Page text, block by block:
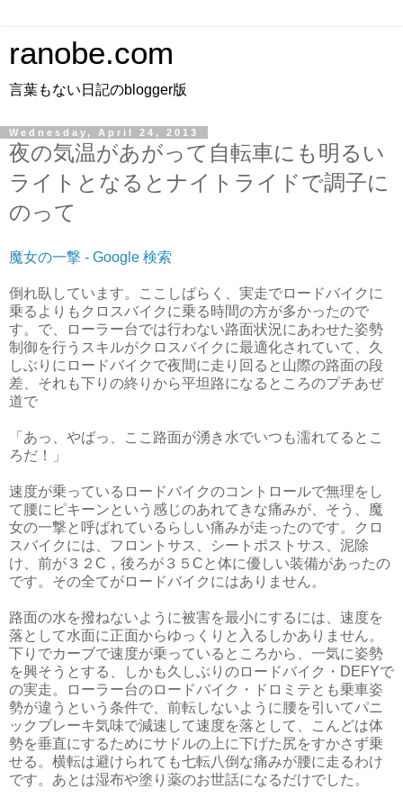
ranobe.com
言葉もない日記のblogger版
Wednesday, April 24, 2013
夜の気温があがって自転車にも明るい
ライトとなるとナイトライドで調子に
のって
魔女の一撃 - Google 検索
倒れ臥しています。ここしばらく、実走でロードバイクに
乗るよりもクロスバイクに乗る時間の方が多かったので
す。で、ローラー台では行わない路面状況にあわせた姿勢
制御を行うスキルがクロスバイクに最適化されていて、久
しぶりにロードバイクで夜間に走り回ると山際の路面の段
差、それも下りの終りから平坦路になるところのプチあぜ
道で
「あっ、やばっ、ここ路面が湧き水でいつも濡れてるとこ
ろだ！」
速度が乗っているロードバイクのコントロールで無理をし
て腰にピキーンという感じのあれてきな痛みが、そう、魔
女の一撃と呼ばれているらしい痛みが走ったのです。クロ
スバイクには、フロントサス、シートポストサス、泥除
け、前が３２C，後ろが３５Cと体に優しい装備があったの
です。その全てがロードバイクにはありません。
路面の水を撥ねないように被害を最小にするには、速度を
落として水面に正面からゆっくりと入るしかありません。
下りでカーブで速度が乗っているところから、一気に姿勢
を興そうとする、しかも久しぶりのロードバイク・DEFYで
の実走。ローラー台のロードバイク・ドロミテとも乗車姿
勢が違うという条件で、前転しないように腰を引いてパニ
ックブレーキ気味で減速して速度を落として、こんどは体
勢を垂直にするためにサドルの上に下げた尻をすかさず乗
せる。横転は避けられても七転八倒な痛みが腰に走るわけ
です。あとは湿布や塗り薬のお世話になるだけでした。